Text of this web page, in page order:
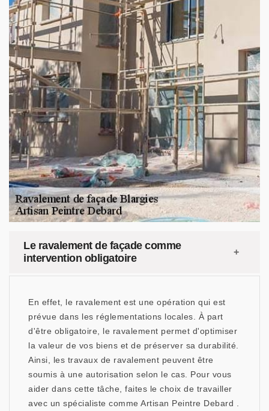
Le ravalement de façade comme
intervention obligatoire
En effet, le ravalement est une opération qui est
prévue dans les réglementations locales. À part
d'être obligatoire, le ravalement permet d'optimiser
la valeur de vos biens et de préserver sa durabilité.
Ainsi, les travaux de ravalement peuvent être
soumis à une autorisation selon le cas. Pour vous
aider dans cette tâche, faites le choix de travailler
avec un spécialiste comme Artisan Peintre Debard .